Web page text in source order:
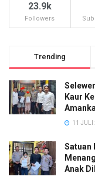
23.9k
Followers
Trending
Kaur
11 JULI
Satuan
Anak